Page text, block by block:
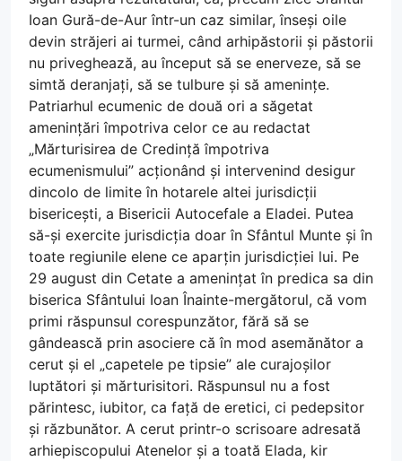
Ioan Gură-de-Aur într-un caz similar, înseși oile
devin străjeri ai turmei, când arhipăstorii și păstorii
nu priveghează, au început să se enerveze, să se
simtă deranjați, să se tulbure și să amenințe.
Patriarhul ecumenic de două ori a săgetat
amenințări împotriva celor ce au redactat
„Mărturisirea de Credință împotriva
ecumenismului” acționând și intervenind desigur
dincolo de limite în hotarele altei jurisdicții
bisericești, a Bisericii Autocefale a Eladei. Putea
să-și exercite jurisdicția doar în Sfântul Munte și în
toate regiunile elene ce aparțin jurisdicției lui. Pe
29 august din Cetate a amenințat în predica sa din
biserica Sfântului Ioan Înainte-mergătorul, că vom
primi răspunsul corespunzător, fără să se
gândească prin asociere că în mod asemănător a
cerut și el „capetele pe tipsie” ale curajoșilor
luptători și mărturisitori. Răspunsul nu a fost
părintesc, iubitor, ca față de eretici, ci pedepsitor
și răzbunător. A cerut printr-o scrisoare adresată
arhiepiscopului Atenelor și a toată Elada, kir